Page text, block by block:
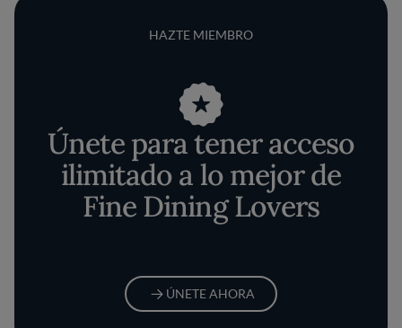
HAZTE MIEMBRO
Únete para tener acceso
ilimitado a lo mejor de
Fine Dining Lovers
ÚNETE AHORA